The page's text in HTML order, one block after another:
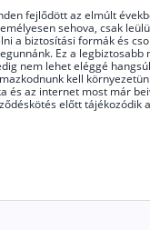
fejlődött az elmúlt
sehova, csak
a biztosítási formák és
Ez a
nem lehet eléggé
kell
és az internet most már
előtt